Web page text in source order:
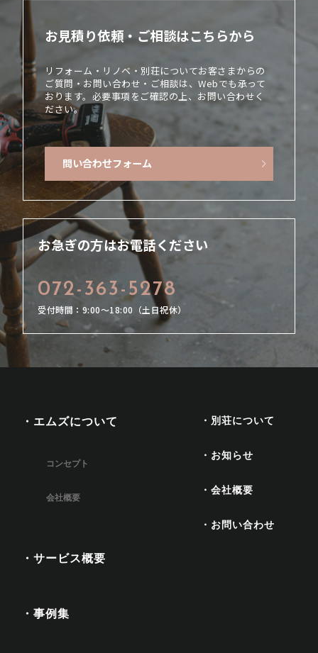
お見積り依頼・ご相談はこちらから
リフォーム・リノベ・別荘についてお客さまからの
ご質問・お問い合わせ・ご相談は、Webでも承って
おります。必要事項をご確認の上、お問い合わせく
ださい。
問い合わせフォーム
お急ぎの方はお電話ください
072-363-5278
受付時間：9:00〜18:00（土日祝休）
・エムズについて
コンセプト
会社概要
・サービス概要
・事例集
・別荘について
・お知らせ
・会社概要
・お問い合わせ